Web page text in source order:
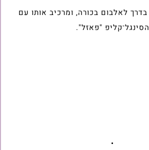
בדרך לאלבום בכורה, ומרכיב אותו עם
הסינגל־קליפ "פאזל".
•